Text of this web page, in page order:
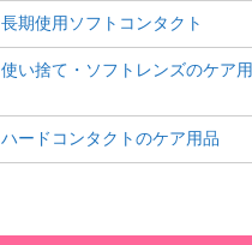
長期使用ソフトコンタクト
使い捨て・ソフトレンズのケア用
ハードコンタクトのケア用品